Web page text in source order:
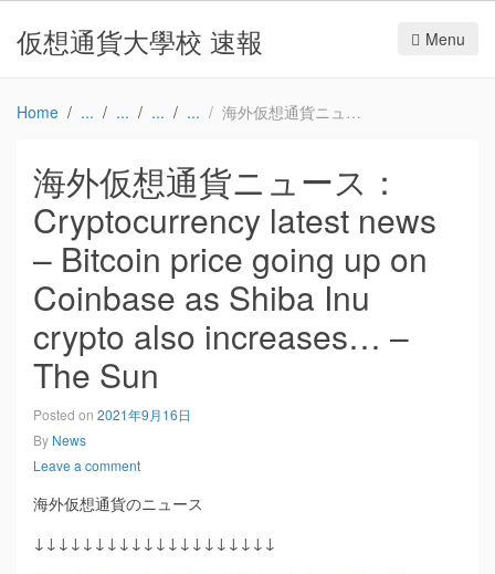
仮想通貨大學校 速報 Menu
Home 海外仮想通貨ニュース：Cryptocurrency latest news – Bitcoin price going up on Coinbase as Shiba Inu crypto also increases… – The Sun
海外仮想通貨ニュース：
Cryptocurrency latest news
– Bitcoin price going up on
Coinbase as Shiba Inu
crypto also increases… –
The Sun
Posted on 2021年9月16日
By News
Leave a comment
海外仮想通貨のニュース
↓↓↓↓↓↓↓↓↓↓↓↓↓↓↓↓↓↓↓↓